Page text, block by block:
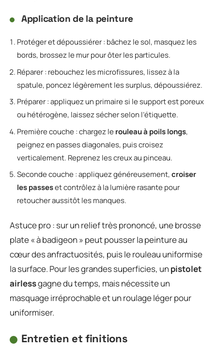
Application de la peinture
Protéger et dépoussiérer : bâchez le sol, masquez les
bords, brossez le mur pour ôter les particules.
Réparer : rebouchez les microfissures, lissez à la
spatule, poncez légèrement les surplus, dépoussiérez.
Préparer : appliquez un primaire si le support est poreux
ou hétérogène, laissez sécher selon l’étiquette.
Première couche : chargez lerouleau à poils longs,
peignez en passes diagonales, puis croisez
verticalement. Reprenez les creux au pinceau.
Seconde couche : appliquez généreusement,croiser
les passeset contrôlez à la lumière rasante pour
retoucher aussitôt les manques.
Astuce pro : sur un relief très prononcé, une brosse
plate « à badigeon » peut pousser la peinture au
cœur des anfractuosités, puis le rouleau uniformise
la surface. Pour les grandes superficies, un pistolet
airlessgagne du temps, mais nécessite un
masquage irréprochable et un roulage léger pour
uniformiser.
Entretien et finitions